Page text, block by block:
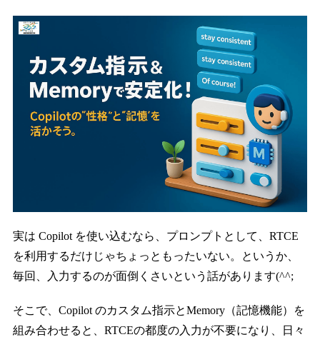
実は Copilot を使い込むなら、プロンプトとして、RTCE
を利用するだけじゃちょっともったいない。というか、
毎回、入力するのが面倒くさいという話があります(^^;
そこで、Copilot のカスタム指示とMemory（記憶機能）を
組み合わせると、RTCEの都度の入力が不要になり、日々